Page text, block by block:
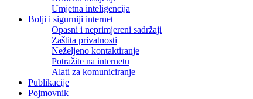
Umjetna inteligencija
Bolji i sigurniji internet
Opasni i neprimjereni sadržaji
Zaštita privatnosti
Neželjeno kontaktiranje
Potražite na internetu
Alati za komuniciranje
Publikacije
Pojmovnik